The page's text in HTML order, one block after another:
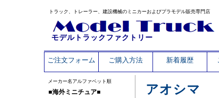
トラック、トレーラー、建設機械のミニカーおよびプラモデル販売専門店
モデルトラックファクトリー
ご注文フォーム ご購入方法 新着履歴
メーカー名アルファベット順
■海外ミニチュア■
アオシマ